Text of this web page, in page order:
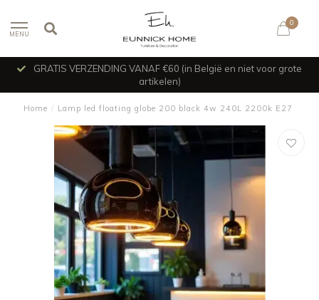
MENU
0
GRATIS VERZENDING VANAF €60 (in België en niet voor grote
artikelen)
Home / Lamp led floating globe 200 black 4w 240L 2200k E27